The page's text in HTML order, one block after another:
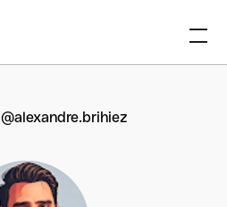
@alexandre.brihiez